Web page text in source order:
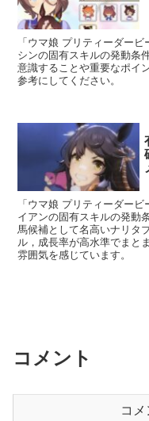
「ウマ娘 プリティーダー
シンの固有スキルの発動条
意識することや重要なポイ
参考にしてください。
「ウマ娘 プリティーダー
イアンの固有スキルの発動
馬候補として名高いナリタ
ル，成長率が高水準でまと
雰囲気を感じています。
コメント
コ